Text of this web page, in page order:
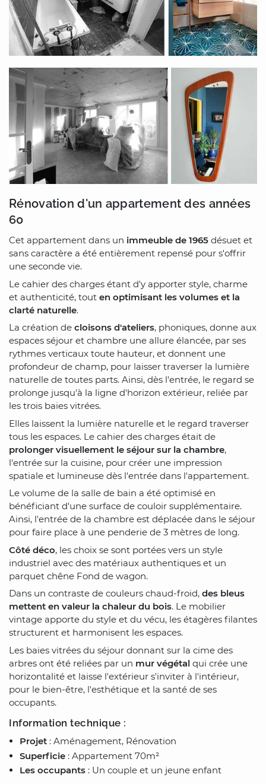
Rénovation d'un appartement des années
60
Cet appartement dans un immeuble de 1965 désuet et
sans caractère a été entièrement repensé pour s'offrir
une seconde vie.
Le cahier des charges étant d'y apporter style, charme
et authenticité, tout en optimisant les volumes et la
clarté naturelle.
La création de cloisons d'ateliers, phoniques, donne aux
espaces séjour et chambre une allure élancée, par ses
rythmes verticaux toute hauteur, et donnent une
profondeur de champ, pour laisser traverser la lumière
naturelle de toutes parts. Ainsi, dès l'entrée, le regard se
prolonge jusqu'à la ligne d'horizon extérieur, reliée par
les trois baies vitrées.
Elles laissent la lumière naturelle et le regard traverser
tous les espaces. Le cahier des charges était de
prolonger visuellement le séjour sur la chambre,
l'entrée sur la cuisine, pour créer une impression
spatiale et lumineuse dès l'entrée dans l'appartement.
Le volume de la salle de bain a été optimisé en
bénéficiant d'une surface de couloir supplémentaire.
Ainsi, l'entrée de la chambre est déplacée dans le séjour
pour faire place à une penderie de 3 mètres de long.
Côté déco, les choix se sont portées vers un style
industriel avec des matériaux authentiques et un
parquet chêne Fond de wagon.
Dans un contraste de couleurs chaud-froid, des bleus
mettent en valeur la chaleur du bois. Le mobilier
vintage apporte du style et du vécu, les étagères filantes
structurent et harmonisent les espaces.
Les baies vitrées du séjour donnant sur la cime des
arbres ont été reliées par un mur végétal qui crée une
horizontalité et laisse l'extérieur s'inviter à l'intérieur,
pour le bien-être, l'esthétique et la santé de ses
occupants.
Information technique :
Projet : Aménagement, Rénovation
Superficie : Appartement 70m²
Les occupants : Un couple et un jeune enfant